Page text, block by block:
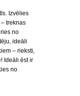
Izvēlies
treknas
no
ideāli
– rieksti,
Ideāli ēst ir
no